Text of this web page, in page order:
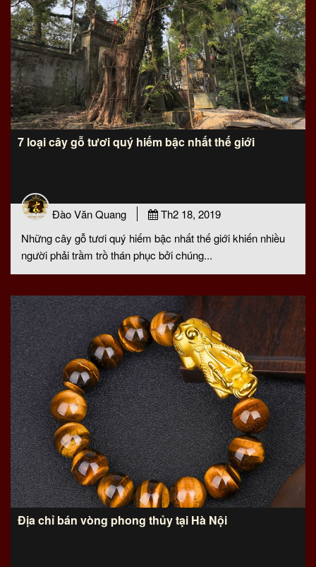
7 loại cây gỗ tươi quý hiếm bậc nhất thế giới
Đào Văn Quang
Th2 18, 2019
Những cây gỗ tươi quý hiếm bậc nhất thế giới khiến nhiều
người phải trầm trồ thán phục bởi chúng...
Địa chỉ bán vòng phong thủy tại Hà Nội